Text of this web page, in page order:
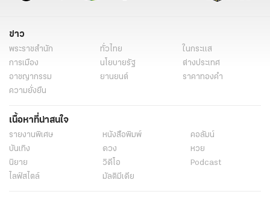
ข่าว
พระราชสำนัก ทั่วไทย
ในกระแส
การเมือง
นโยบายรัฐ
ต่างประเทศ
อาชญากรรม
ยานยนต์
ราคาทองคำ
ความยั่งยืน
เนื้อหาที่น่าสนใจ
รายงานพิเศษ หนังสือพิมพ์
คอลัมน์
บันเทิง
ดวง
หวย
นิยาย
วิดีโอ
Podcast
ไลฟ์สไตล์
มัลติมีเดีย